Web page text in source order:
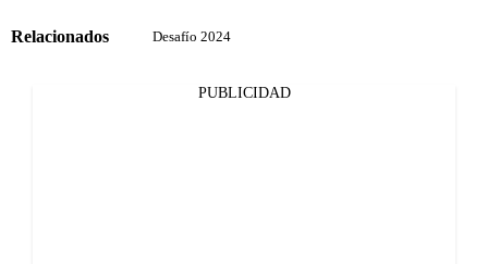
Relacionados Desafío 2024
PUBLICIDAD